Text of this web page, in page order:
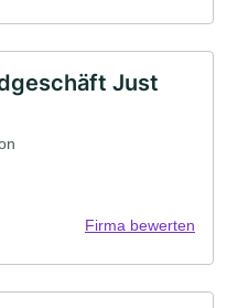
Just
Firma bewerten